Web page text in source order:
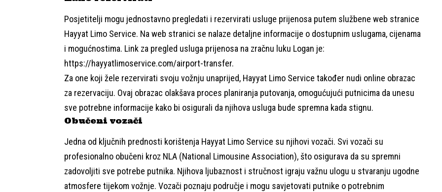
Posjetitelji mogu jednostavno pregledati i rezervirati usluge prijenosa putem službene web stranice
Hayyat Limo Service. Na web stranici se nalaze detaljne informacije o dostupnim uslugama, cijenama
i mogućnostima. Link za pregled usluga prijenosa na zračnu luku Logan je:
https://hayyatlimoservice.com/airport-transfer.
Za one koji žele rezervirati svoju vožnju unaprijed, Hayyat Limo Service također nudi online obrazac
za rezervaciju. Ovaj obrazac olakšava proces planiranja putovanja, omogućujući putnicima da unesu
sve potrebne informacije kako bi osigurali da njihova usluga bude spremna kada stignu.
Obučeni vozači
Jedna od ključnih prednosti korištenja Hayyat Limo Service su njihovi vozači. Svi vozači su
profesionalno obučeni kroz NLA (National Limousine Association), što osigurava da su spremni
zadovoljiti sve potrebe putnika. Njihova ljubaznost i stručnost igraju važnu ulogu u stvaranju ugodne
atmosfere tijekom vožnje. Vozači poznaju područje i mogu savjetovati putnike o potrebnim